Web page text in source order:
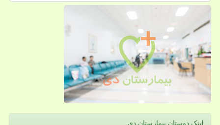
لینک دوستان بیمارستان دی